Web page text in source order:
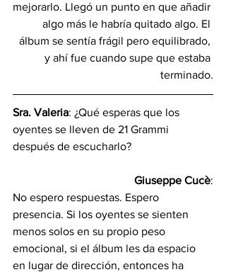
mejorarlo. Llegó un punto en que añadir
algo más le habría quitado algo. El
álbum se sentía frágil pero equilibrado,
y ahí fue cuando supe que estaba
terminado.
Sra. Valeria: ¿Qué esperas que los
oyentes se lleven de 21 Grammi
después de escucharlo?
Giuseppe Cucè:
No espero respuestas. Espero
presencia. Si los oyentes se sienten
menos solos en su propio peso
emocional, si el álbum les da espacio
en lugar de dirección, entonces ha